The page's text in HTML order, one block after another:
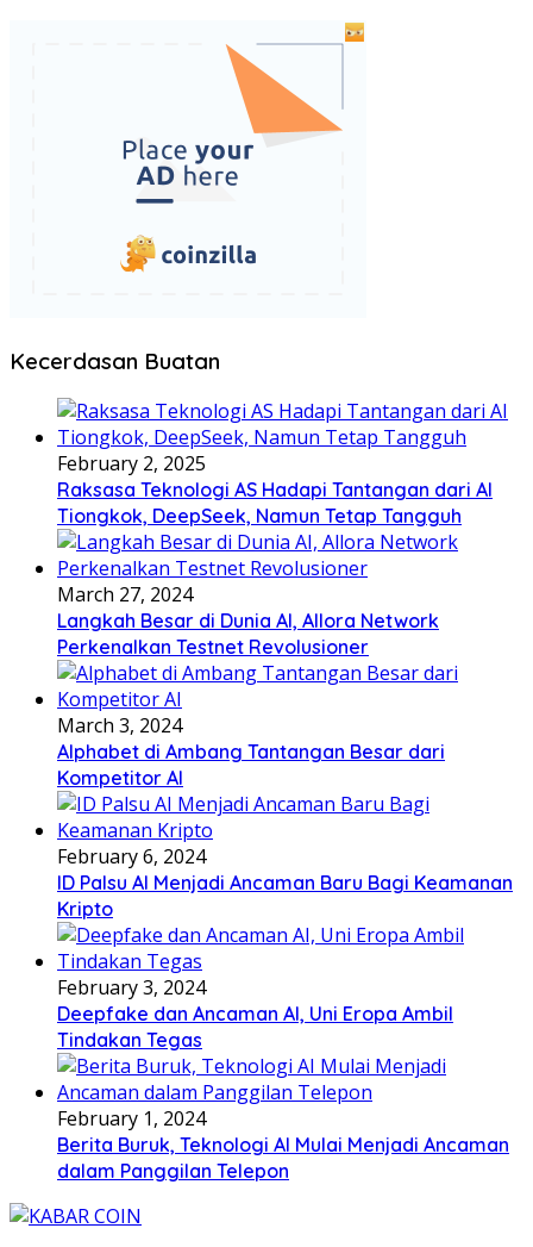
Kecerdasan Buatan
February 2, 2025
Raksasa Teknologi AS Hadapi Tantangan dari AI
Tiongkok, DeepSeek, Namun Tetap Tangguh
March 27, 2024
Langkah Besar di Dunia AI, Allora Network
Perkenalkan Testnet Revolusioner
March 3, 2024
Alphabet di Ambang Tantangan Besar dari
Kompetitor AI
February 6, 2024
ID Palsu AI Menjadi Ancaman Baru Bagi Keamanan
Kripto
February 3, 2024
Deepfake dan Ancaman AI, Uni Eropa Ambil
Tindakan Tegas
February 1, 2024
Berita Buruk, Teknologi AI Mulai Menjadi Ancaman
dalam Panggilan Telepon